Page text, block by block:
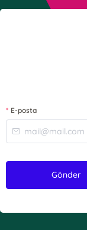
E-posta
Gönder